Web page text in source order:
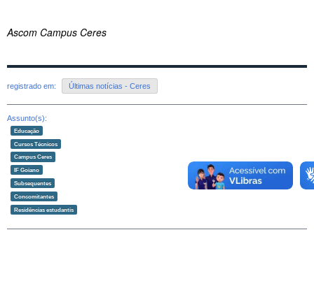
Ascom Campus Ceres
registrado em: Últimas notícias - Ceres
Assunto(s):
Educação
Cursos Técnicos
Campus Ceres
IF Goiano
Subsequentes
Concomitantes
Residências estudantis